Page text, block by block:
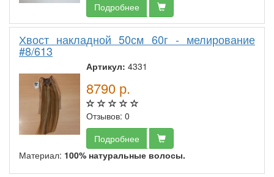
Подробнее
Хвост накладной 50см 60г - мелирование
#8/613
Артикул: 4331
8790 р.
Отзывов: 0
Подробнее
Материал: 100% натуральные волосы.